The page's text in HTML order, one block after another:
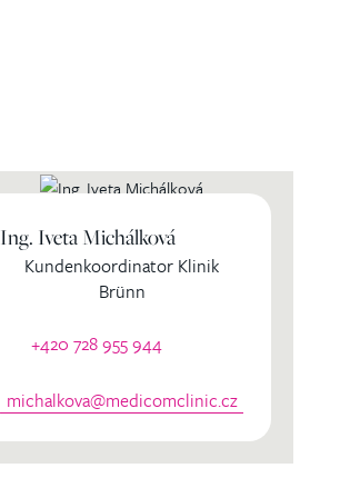
Ing. Iveta Michálková
Kundenkoordinator Klinik
Brünn
+420 728 955 944
michalkova@medicomclinic.cz